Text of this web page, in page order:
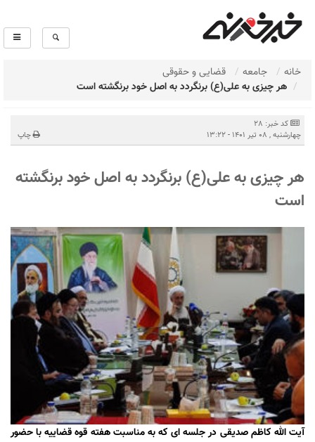
خانه جامعه
قضایی و حقوقی
هر چیزی به علی(ع) برنگردد به اصل خود برنگشته است
کد خبر: 28
چهارشنبه , 08 تیر 1401 - 13:22
چاپ
هر چیزی به علی(ع) برنگردد به اصل خود برنگشته
است
آیت الله کاظم صدیقی در جلسه ای که به مناسبت هفته قوه قضاییه با حضور